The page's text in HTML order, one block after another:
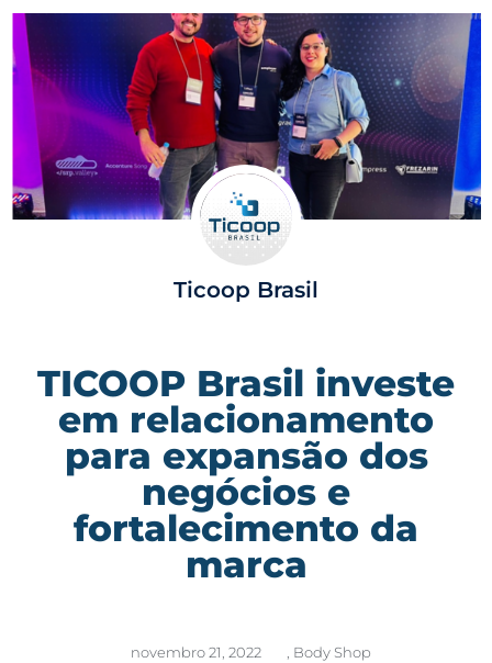
Ticoop Brasil
TICOOP Brasil investe
em relacionamento
para expansão dos
negócios e
fortalecimento da
marca
novembro 21, 2022 Body Shop